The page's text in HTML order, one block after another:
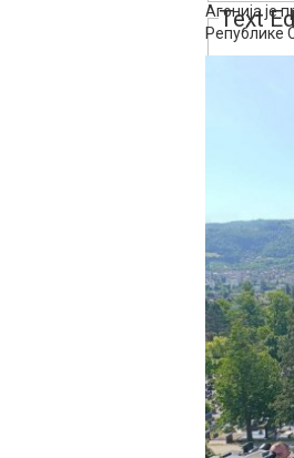
Text
Close
End of
Агонија је
Републике